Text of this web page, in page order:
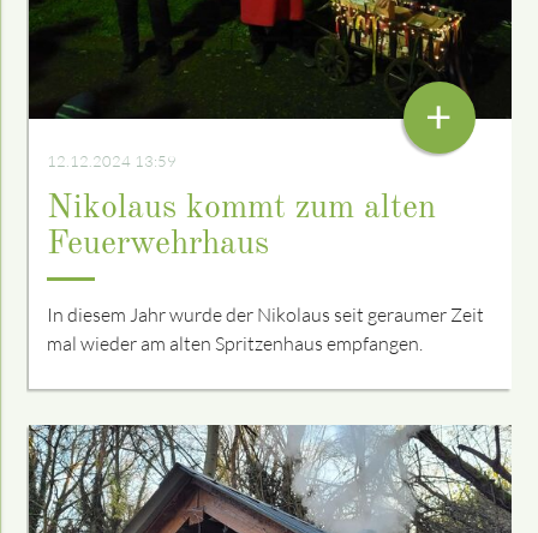
12.12.2024 13:59
Nikolaus kommt zum alten
Feuerwehrhaus
In diesem Jahr wurde der Nikolaus seit geraumer Zeit
mal wieder am alten Spritzenhaus empfangen.
+